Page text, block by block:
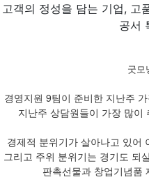
고객의 정성을 담는 기업, 고
공서
굿모
경영지원 9팀이 준비한 지난주
지난주 상담원들이 가장 많이
경제적 분위기가 살아나고 있어
그리고 주위 분위기는 경기도 되
판촉선물과 창업기념품